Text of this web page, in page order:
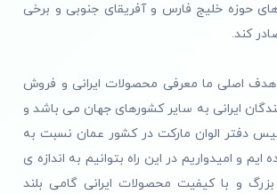
حوزه خلیج فارس و آفریقای جنوبی و برخی
کند.
هدف اصلی ما معرفی محصولات ایرانی و فروش
ایرانی به سایر کشورهای جهان می باشد و
دفتر الوان مارکت در کشور عمان نسبت به
ایم و امیدواریم در این راه بتوانیم به اندازه ی
و با کیفیت محصولات ایرانی گامی بلند